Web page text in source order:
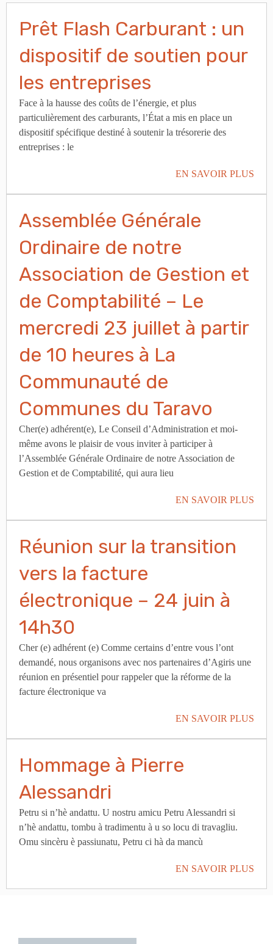
Prêt Flash Carburant : un
dispositif de soutien pour
les entreprises
Face à la hausse des coûts de l’énergie, et plus
particulièrement des carburants, l’État a mis en place un
dispositif spécifique destiné à soutenir la trésorerie des
entreprises : le
EN SAVOIR PLUS
Assemblée Générale
Ordinaire de notre
Association de Gestion et
de Comptabilité – Le
mercredi 23 juillet à partir
de 10 heures à La
Communauté de
Communes du Taravo
Cher(e) adhérent(e), Le Conseil d’Administration et moi-
même avons le plaisir de vous inviter à participer à
l’Assemblée Générale Ordinaire de notre Association de
Gestion et de Comptabilité, qui aura lieu
EN SAVOIR PLUS
Réunion sur la transition
vers la facture
électronique – 24 juin à
14h30
Cher (e) adhérent (e) Comme certains d’entre vous l’ont
demandé, nous organisons avec nos partenaires d’Agiris une
réunion en présentiel pour rappeler que la réforme de la
facture électronique va
EN SAVOIR PLUS
Hommage à Pierre
Alessandri
Petru si n’hè andattu. U nostru amicu Petru Alessandri si
n’hè andattu, tombu à tradimentu à u so locu di travagliu.
Omu sincèru è passiunatu, Petru ci hà da mancù
EN SAVOIR PLUS